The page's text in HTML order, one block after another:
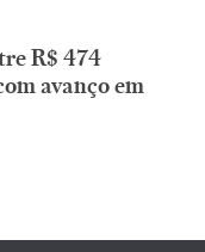
R$ 474
avanço em